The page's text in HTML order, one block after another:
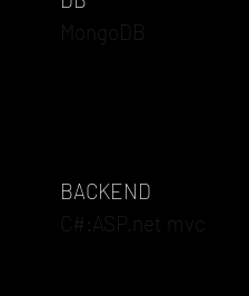
MongoDB
BACKEND
C#:ASP.net mvc